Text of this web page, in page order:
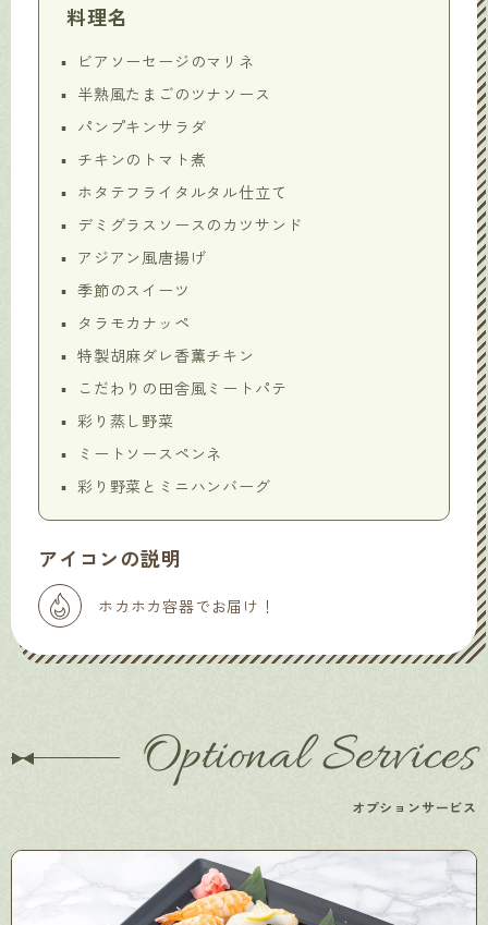
料理名
ビアソーセージのマリネ
半熟風たまごのツナソース
パンプキンサラダ
チキンのトマト煮
ホタテフライタルタル仕立て
デミグラスソースのカツサンド
アジアン風唐揚げ
季節のスイーツ
タラモカナッペ
特製胡麻ダレ香薫チキン
こだわりの田舎風ミートパテ
彩り蒸し野菜
ミートソースペンネ
彩り野菜とミニハンバーグ
アイコンの説明
ホカホカ容器でお届け！
Optional Services
オプションサービス